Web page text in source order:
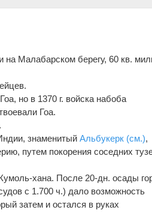
на Малабарском берегу, 60 кв.
но в 1370 г. войска набоба
Гоа.
знаменитыйАльбукерк (см.),
путем покорения соседних
хана. После 20-дн. осады
с 1.700 ч.) дало возможность
затем и остался в руках